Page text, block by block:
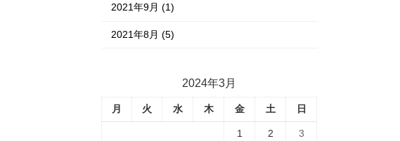
2021年9月 (1)
2021年8月 (5)
2024年3月
月 火 水 木 金 土 日
1 2 3